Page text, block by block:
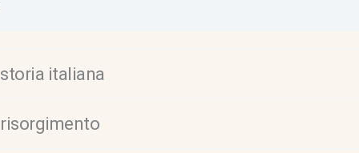
storia italiana
risorgimento